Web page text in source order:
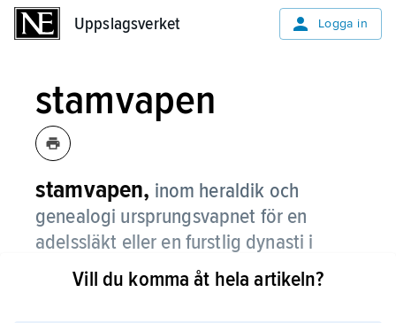
Uppslagsverket Logga in
stamvapen
stamvapen, inom heraldik och
genealogi ursprungsvapnet för en
adelssläkt eller en furstlig dynasti i
motsats till senare kompletteringar i
vapnet.
Vill du komma åt hela artikeln?